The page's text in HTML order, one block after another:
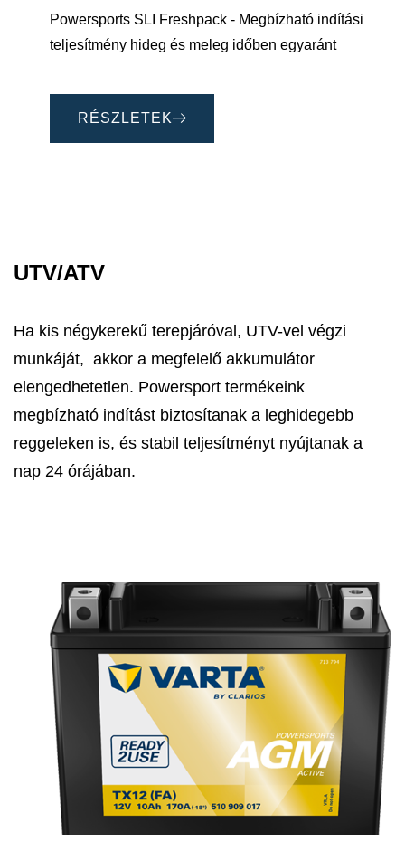
Powersports SLI Freshpack - Megbízható indítási
teljesítmény hideg és meleg időben egyaránt
RÉSZLETEK
UTV/ATV
Ha kis négykerekű terepjáróval, UTV-vel végzi
munkáját, akkor a megfelelő akkumulátor
elengedhetetlen. Powersport termékeink
megbízható indítást biztosítanak a leghidegebb
reggeleken is, és stabil teljesítményt nyújtanak a
nap 24 órájában.